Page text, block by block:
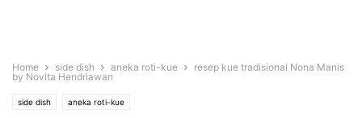
Home side dish aneka roti-kue
resep kue tradisional Nona Manis
by Novita Hendriawan
side dish aneka roti-kue